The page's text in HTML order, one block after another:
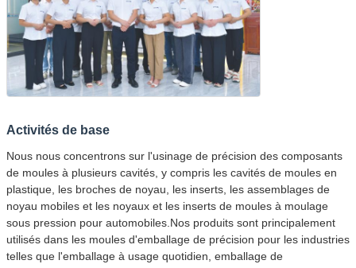
Activités de base
Nous nous concentrons sur l'usinage de précision des composants
de moules à plusieurs cavités, y compris les cavités de moules en
plastique, les broches de noyau, les inserts, les assemblages de
noyau mobiles et les noyaux et les inserts de moules à moulage
sous pression pour automobiles.Nos produits sont principalement
utilisés dans les moules d'emballage de précision pour les industries
telles que l'emballage à usage quotidien, emballage de